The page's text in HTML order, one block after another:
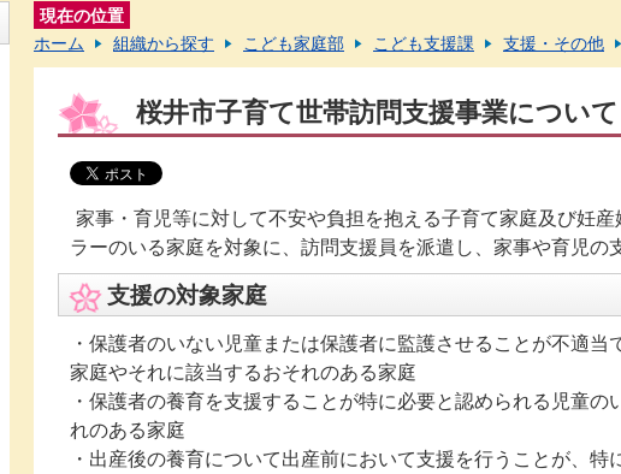
現在の位置
ホーム
組織から探す こども家庭部 こども支援課 支援・その他
桜井市子育て世帯訪問支援事業について
家事・育児等に対して不安や負担を抱える子育て家庭及び妊
ラーのいる家庭を対象に、訪問支援員を派遣し、家事や育児の
支援の対象家庭
・保護者のいない児童または保護者に監護させることが不適
家庭やそれに該当するおそれのある家庭
・保護者の養育を支援することが特に必要と認められる児童
れのある家庭
・出産後の養育について出産前において支援を行うことが、特